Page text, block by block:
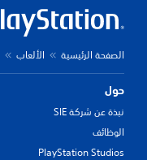
الصفحة الرئيسية الألعاب
حول
نبذة عن شركة SIE
الوظائف
PlayStation Studios